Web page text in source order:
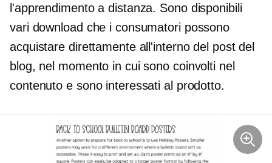
l'apprendimento a distanza. Sono disponibili
vari download che i consumatori possono
acquistare direttamente all'interno del post del
blog, nel momento in cui sono coinvolti nel
contenuto e sono interessati al prodotto.